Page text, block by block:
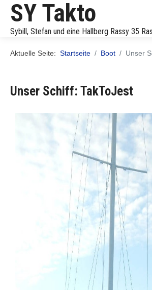
SY Takto
Sybill, Stefan und eine Hallberg Rassy 35
Aktuelle Seite: Startseite Boot Unser
Unser Schiff: TakToJest